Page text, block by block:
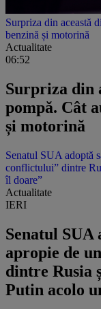
Surpriza din această
benzină și motorină
Actualitate
06:52
Surpriza din
pompă. Cât
și motorină
Senatul SUA adoptă
conflictului” dintre
îl doare”
Actualitate
IERI
Senatul SUA
apropie de
dintre Rusia
Putin acolo